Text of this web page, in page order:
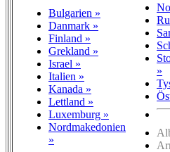
Bulgarien »
Danmark »
Finland »
Grekland »
Israel »
Italien »
Kanada »
Lettland »
Luxemburg »
Nordmakedonien
»
»